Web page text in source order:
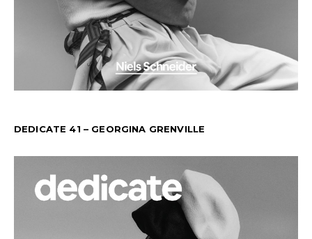
DEDICATE 41 – GEORGINA GRENVILLE